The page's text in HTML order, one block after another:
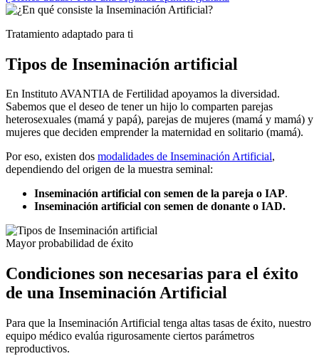
Tratamiento adaptado para ti
Tipos de Inseminación artificial
En Instituto AVANTIA de Fertilidad apoyamos la diversidad.
Sabemos que el deseo de tener un hijo lo comparten parejas
heterosexuales (mamá y papá), parejas de mujeres (mamá y mamá) y
mujeres que deciden emprender la maternidad en solitario (mamá).
Por eso, existen dos modalidades de Inseminación Artificial,
dependiendo del origen de la muestra seminal:
Inseminación artificial con semen de la pareja o IAP.
Inseminación artificial con semen de donante o IAD.
Mayor probabilidad de éxito
Condiciones son necesarias para el éxito
de una Inseminación Artificial
Para que la Inseminación Artificial tenga altas tasas de éxito, nuestro
equipo médico evalúa rigurosamente ciertos parámetros
reproductivos.